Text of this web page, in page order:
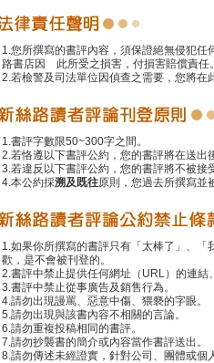
1.您所撰寫的書評內容，須保證絕無侵犯
路書店因 此所受之損害，付損害賠償責任
2.若檢警及司法單位因偵查之需要，您將
1.書評字數限50~300字之間。
2.若恪遵以下書評公約，您的書評將在送
3.若違反以下書評公約，您的書評將不被接
4.本公約採溯及既往原則，您過去所撰寫並
1.如果你所撰寫的書評只有「太棒了」、
歡，是不會被刊登的。
2.書評中禁止提供任何網址（URL）的連結
3.書評中禁止從事廣告及銷售行為。
4.請勿出現謾罵、惡意中傷、猥褻的字眼。
5.請勿出現與該書內容不相關的言論。
6.請勿重複投稿相同的書評。
7.請勿抄襲書的簡介或內容當作書評送出。
8.請勿傳述未經證實，針對公司、團體或個